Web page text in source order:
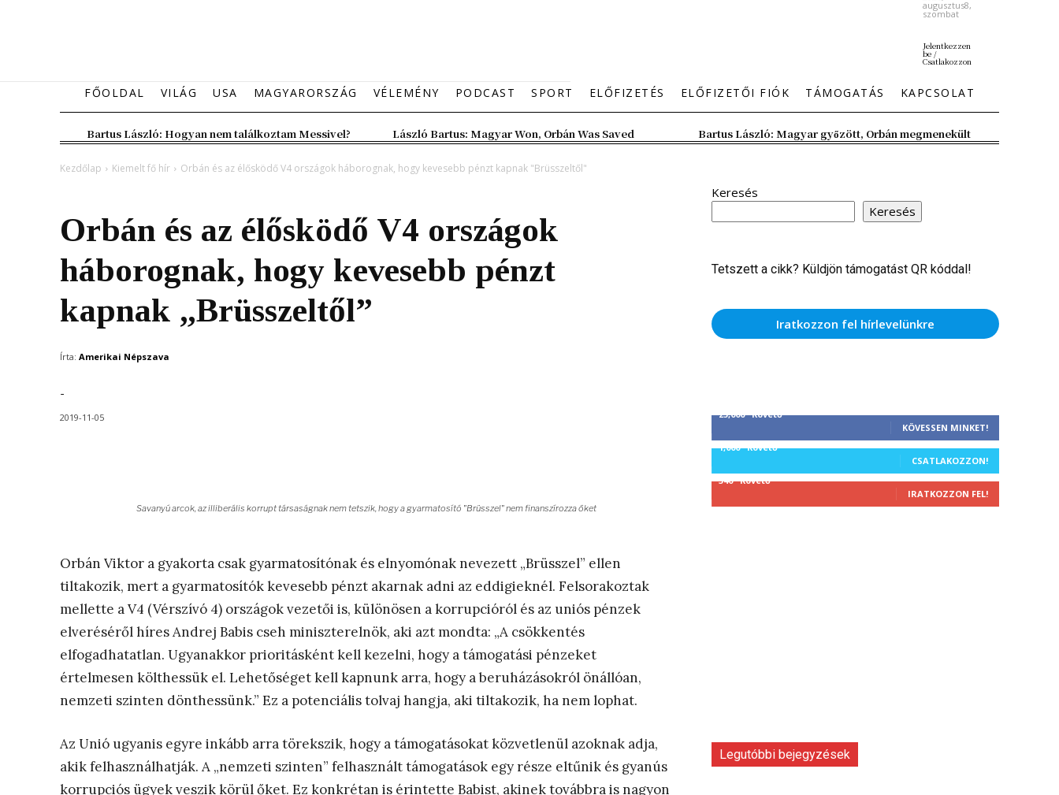
augusztus8,
szombat
Jelentkezzen
be /
Csatlakozzon
FŐOLDAL VILÁG USA MAGYARORSZÁG VÉLEMÉNY PODCAST SPORT ELŐFIZETÉS ELŐFIZETŐI FIÓK TÁMOGATÁS KAPCSOLAT
Bartus László: Hogyan nem találkoztam Messivel? László Bartus: Magyar Won, Orbán Was Saved Bartus László: Magyar győzött, Orbán megmenekült
Kezdőlap Kiemelt fő hír Orbán és az élősködő V4 országok háborognak, hogy kevesebb pénzt kapnak "Brüsszeltől"
Orbán és az élősködő V4 országok
háborognak, hogy kevesebb pénzt
kapnak „Brüsszeltől”
Írta: Amerikai Népszava
-
2019-11-05
Savanyú arcok, az illiberális korrupt társaságnak nem tetszik, hogy a gyarmatosító "Brüsszel" nem finanszírozza őket
Orbán Viktor a gyakorta csak gyarmatosítónak és elnyomónak nevezett „Brüsszel” ellen
tiltakozik, mert a gyarmatosítók kevesebb pénzt akarnak adni az eddigieknél. Felsorakoztak
mellette a V4 (Vérszívó 4) országok vezetői is, különösen a korrupcióról és az uniós pénzek
elveréséről híres Andrej Babis cseh miniszterelnök, aki azt mondta: „A csökkentés
elfogadhatatlan. Ugyanakkor prioritásként kell kezelni, hogy a támogatási pénzeket
értelmesen költhessük el. Lehetőséget kell kapnunk arra, hogy a beruházásokról önállóan,
nemzeti szinten dönthessünk.” Ez a potenciális tolvaj hangja, aki tiltakozik, ha nem lophat.
Az Unió ugyanis egyre inkább arra törekszik, hogy a támogatásokat közvetlenül azoknak adja,
akik felhasználhatják. A „nemzeti szinten” felhasznált támogatások egy része eltűnik és gyanús
korrupciós ügyek veszik körül őket. Ez konkrétan is érintette Babist, akinek továbbra is nagyon
Keresés
Keresés
Tetszett a cikk? Küldjön támogatást QR kóddal!
Iratkozzon fel hírlevelünkre
25,000 Követő
KÖVESSEN MINKET!
1,000 Követő
CSATLAKOZZON!
340 Követő
IRATKOZZON FEL!
Legutóbbi bejegyzések